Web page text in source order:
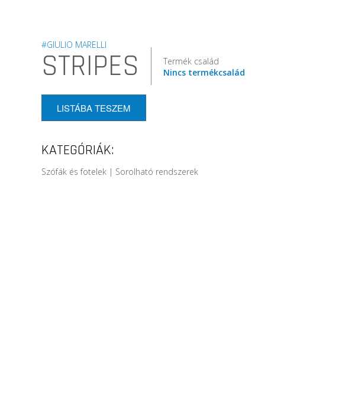
#GIULIO MARELLI
STRIPES
Termék család
Nincs termékcsalád
LISTÁBA TESZEM
KATEGÓRIÁK:
Szófák és fotelek | Sorolható rendszerek